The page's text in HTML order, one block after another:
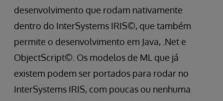
desenvolvimento que rodam nativamente
dentro do InterSystems IRIS©, que também
permite o desenvolvimento em Java, .Net e
ObjectScript©. Os modelos de ML que já
existem podem ser portados para rodar no
InterSystems IRIS, com poucas ou nenhuma